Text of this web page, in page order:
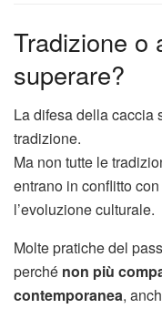
Tradizione o
superare?
La difesa della caccia
tradizione.
Ma non tutte le
entrano in conflitto
l’evoluzione culturale.
Molte pratiche del
perché non più
contemporanea,